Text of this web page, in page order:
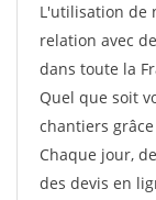
L'utilisation de
relation avec
dans toute la
Quel que soit
chantiers grâce
Chaque jour,
des devis en